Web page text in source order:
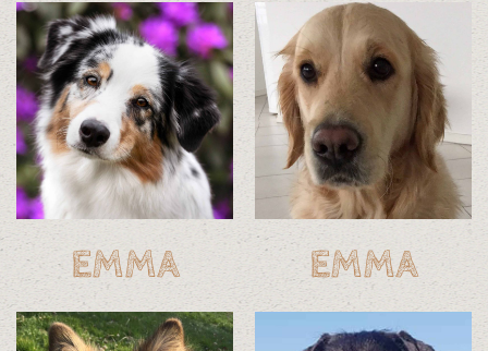
EMMA EMMA